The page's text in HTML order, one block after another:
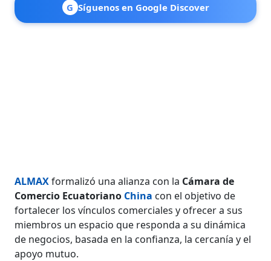
G Síguenos en Google Discover
ALMAXformalizó una alianza con la Cámara de
Comercio Ecuatoriano China con el objetivo de
fortalecer los vínculos comerciales y ofrecer a sus
miembros un espacio que responda a su dinámica
de negocios, basada en la confianza, la cercanía y el
apoyo mutuo.